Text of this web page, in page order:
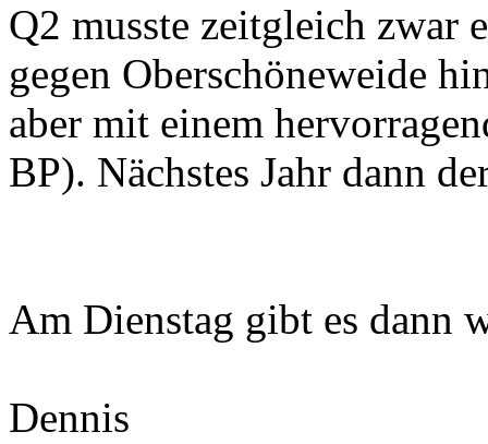
Q2 musste zeitgleich zwar
gegen Oberschöneweide
aber mit einem
BP). Nächstes Jahr dann
Am Dienstag gibt es dann
Dennis